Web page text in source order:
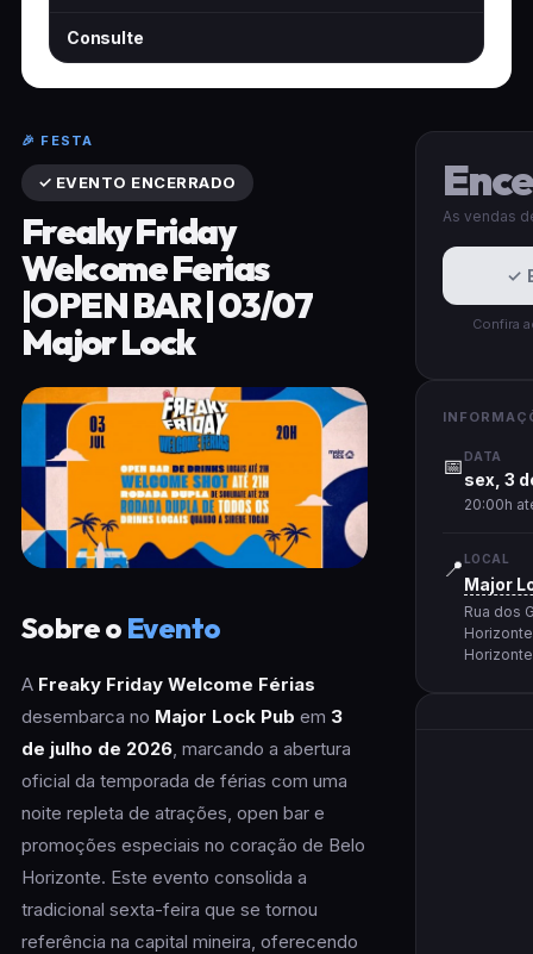
Consulte
🎉 FESTA
✓ EVENTO ENCERRADO
Freaky Friday
Welcome Ferias
|OPEN BAR | 03/07
Major Lock
Sobre o Evento
A Freaky Friday Welcome Férias
desembarca no Major Lock Pub em 3
de julho de 2026, marcando a abertura
oficial da temporada de férias com uma
noite repleta de atrações, open bar e
promoções especiais no coração de Belo
Horizonte. Este evento consolida a
tradicional sexta-feira que se tornou
referência na capital mineira, oferecendo
As vendas
✓
Confira
📅DATA
sex, 3
20:00h
📍LOCAL
Major
Rua dos